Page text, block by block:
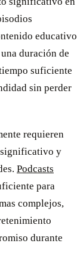
educativo
duración de
suficiente
sin perder
requieren
significativo y
Podcasts
para
complejos,
durante